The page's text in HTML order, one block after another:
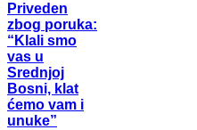
Priveden
zbog poruka:
“Klali smo
vas u
Srednjoj
Bosni, klat
ćemo vam i
unuke”